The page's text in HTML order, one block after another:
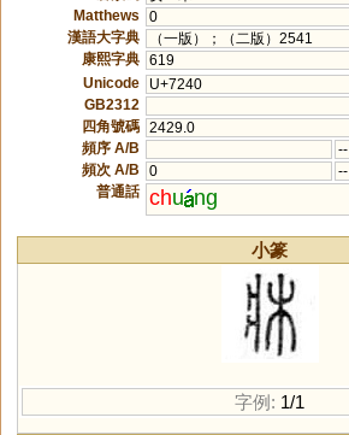
Matthews
0
漢語大字典
（一版）；（二版）2541
康熙字典 619
Unicode
U+7240
GB2312
四角號碼 2429.0
頻序 A/B
--
頻次 A/B
0
--
普通話 chu ng
小篆
字例: 1/1